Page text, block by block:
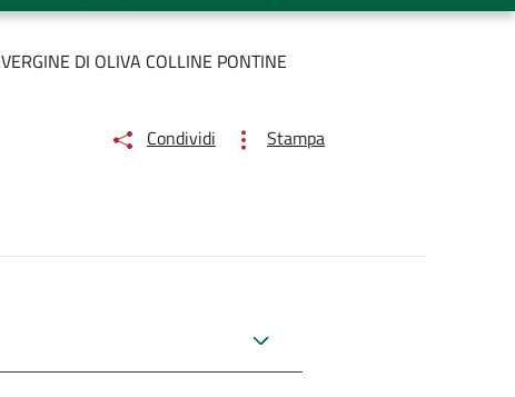
DI OLIVA COLLINE PONTINE
Condividi Stampa